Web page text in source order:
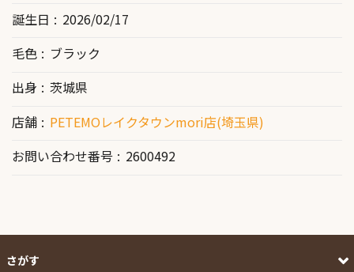
誕生日
2026/02/17
毛色
ブラック
出身
茨城県
店舗
PETEMOレイクタウンmori店(埼玉県)
お問い合わせ番号
2600492
さがす